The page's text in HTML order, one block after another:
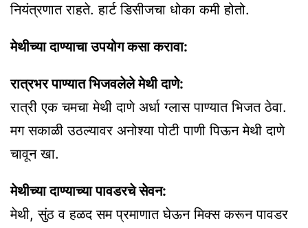
नियंत्रणात राहते. हार्ट डिसीजचा धोका कमी होतो.
मेथीच्या दाण्याचा उपयोग कसा करावा:
रात्रभर पाण्यात भिजवलेले मेथी दाणे:
रात्री एक चमचा मेथी दाणे अर्धा ग्लास पाण्यात भिजत ठेवा.
मग सकाळी उठल्यावर अनोश्या पोटी पाणी पिऊन मेथी दाणे
चावून खा.
मेथीच्या दाण्याच्या पावडरचे सेवन:
मेथी, सुंठ व हळद सम प्रमाणात घेऊन मिक्स करून पावडर